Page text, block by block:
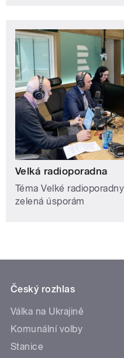
Velká radioporadna
Téma Velké
zelená úsporám
Český rozhlas
Válka na Ukrajině
Komunální volby
Stanice